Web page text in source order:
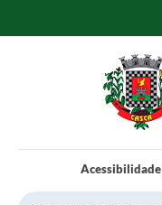
Acessibilidade